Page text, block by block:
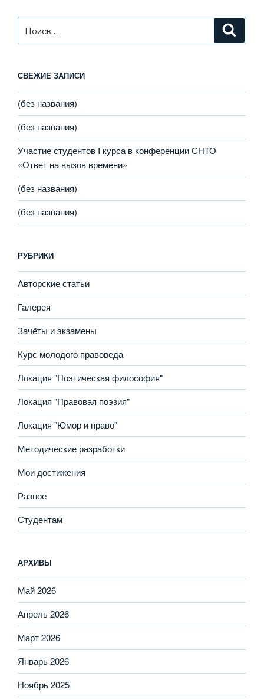
СВЕЖИЕ ЗАПИСИ
(без названия)
(без названия)
Участие студентов I курса в конференции СНТО
«Ответ на вызов времени»
(без названия)
(без названия)
РУБРИКИ
Авторские статьи
Галерея
Зачёты и экзамены
Курс молодого правоведа
Локация "Поэтическая философия"
Локация "Правовая поэзия"
Локация "Юмор и право"
Методические разработки
Мои достижения
Разное
Студентам
АРХИВЫ
Май 2026
Апрель 2026
Март 2026
Январь 2026
Ноябрь 2025